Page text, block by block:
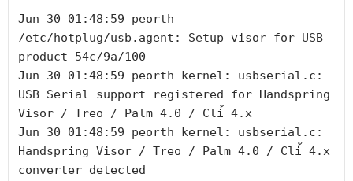
Jun 30 01:48:59 peorth
/etc/hotplug/usb.agent: Setup visor for USB
product 54c/9a/100
Jun 30 01:48:59 peorth kernel: usbserial.c:
USB Serial support registered for Handspring
Visor / Treo / Palm 4.0 / Cli้ 4.x
Jun 30 01:48:59 peorth kernel: usbserial.c:
Handspring Visor / Treo / Palm 4.0 / Cli้ 4.x
converter detected